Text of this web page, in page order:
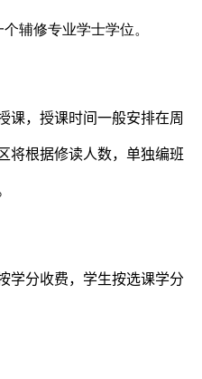
辅修专业学士学位。
课，授课时间一般安排在周
将根据修读人数，单独编班
学分收费，学生按选课学分